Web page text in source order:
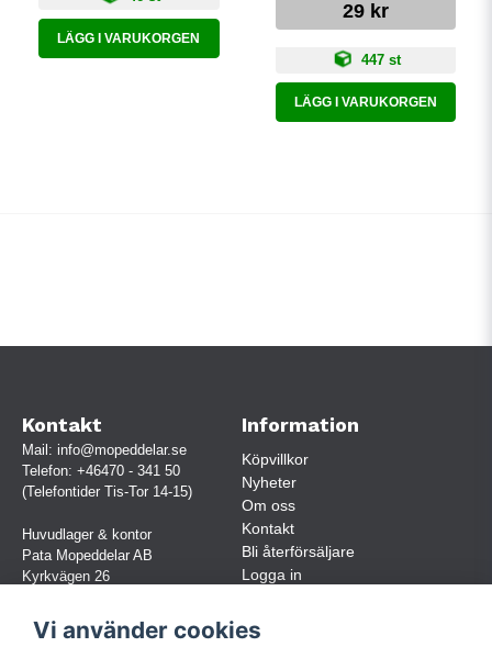
LÄGG I VARUKORGEN
29 kr
447 st
LÄGG I VARUKORGEN
Kontakt
Mail: info@mopeddelar.se
Telefon: +46470 - 341 50
(Telefontider Tis-Tor 14-15)
Huvudlager & kontor
Pata Mopeddelar AB
Kyrkvägen 26
(OBS. Endast förbokade besök)
Information
Köpvillkor
Nyheter
Om oss
Kontakt
Bli återförsäljare
Logga in
Vi använder cookies